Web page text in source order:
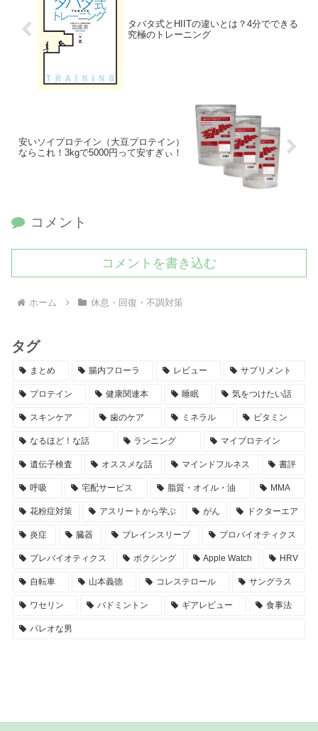
タバタ式とHIITの違いとは？4分でできる
究極のトレーニング
安いソイプロテイン（大豆プロテイン）
ならこれ！3kgで5000円って安すぎぃ！
コメント
コメントを書き込む
ホーム 休息・回復・不調対策
タグ
まとめ 腸内フローラ レビュー サプリメント
プロテイン 健康関連本 睡眠 気をつけたい話
スキンケア 歯のケア ミネラル ビタミン
なるほど！な話 ランニング マイプロテイン
遺伝子検査 オススメな話 マインドフルネス 書評
呼吸 宅配サービス 脂質・オイル・油 MMA
花粉症対策 アスリートから学ぶ がん ドクターエア
炎症 臓器 ブレインスリープ プロバイオティクス
プレバイオティクス ボクシング Apple Watch HRV
自転車 山本義徳 コレステロール サングラス
ワセリン バドミントン ギアレビュー 食事法
パレオな男